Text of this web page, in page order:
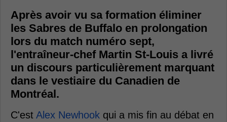
Après avoir vu sa formation éliminer
les Sabres de Buffalo en prolongation
lors du match numéro sept,
l'entraîneur-chef Martin St-Louis a livré
un discours particulièrement marquant
dans le vestiaire du Canadien de
Montréal.
C'est Alex Newhook qui a mis fin au débat en